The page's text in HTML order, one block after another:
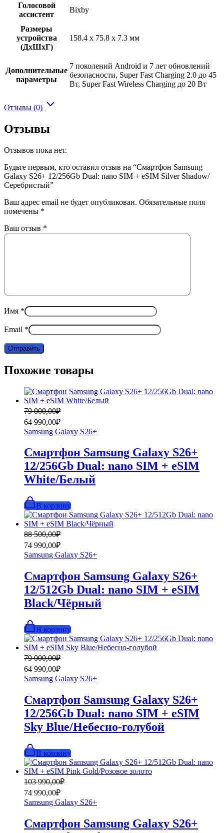
Голосовой
ассистент
Bixby
Размеры
устройства
(ДхШхГ)
158.4 x 75.8 x 7.3 мм
Дополнительные
параметры
7 поколений Android и 7 лет обновлений
безопасности, Super Fast Charging 2.0 до 45
Вт, Super Fast Wireless Charging до 20 Вт
Отзывы (0)
Отзывы
Отзывов пока нет.
Будьте первым, кто оставил отзыв на “Смартфон Samsung
Galaxy S26+ 12/256Gb Dual: nano SIM + eSIM Silver Shadow/
Серебристый”
Ваш адрес email не будет опубликован. Обязательные поля
помечены *
Ваш отзыв *
Имя *
Email *
Похожие товары
79 000,00₽
Первоначальная
цена
составляла
79
000,00₽.
64 990,00₽
Текущая
цена:
64
990,00₽.
Samsung Galaxy S26+
Смартфон Samsung Galaxy S26+
12/256Gb Dual: nano SIM + eSIM
White/Белый
В корзину
88 500,00₽
Первоначальная
цена
составляла
88
74 990,00₽
Текущая
цена:
74
990,00₽.
Samsung Galaxy S26+
Смартфон Samsung Galaxy S26+
12/512Gb Dual: nano SIM + eSIM
Black/Чёрный
В корзину
79 000,00₽
Первоначальная
цена
составляла
79
64 990,00₽
Текущая
цена:
64
990,00₽.
Samsung Galaxy S26+
Смартфон Samsung Galaxy S26+
12/256Gb Dual: nano SIM + eSIM
Sky Blue/Небесно-голубой
В корзину
103 990,00₽
Первоначальная
цена
составляла
103
74 990,00₽
Текущая
цена:
74
990,00₽.
Samsung Galaxy S26+
Смартфон Samsung Galaxy S26+